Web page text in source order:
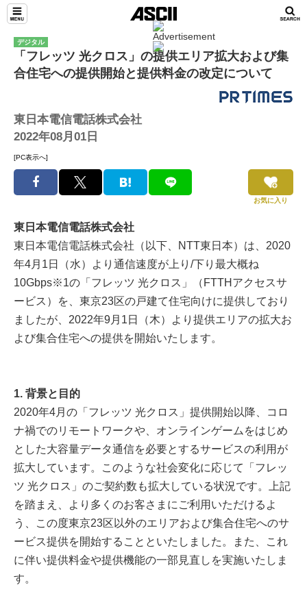
デジタル
「フレッツ 光クロス」の提供エリア拡大および集
合住宅への提供開始と提供料金の改定について
東日本電信電話株式会社
2022年08月01日
[PC表示へ]
お気に入り
東日本電信電話株式会社
東日本電信電話株式会社（以下、NTT東日本）は、2020
年4月1日（水）より通信速度が上り/下り最大概ね
10Gbps※1の「フレッツ 光クロス」（FTTHアクセスサ
ービス）を、東京23区の戸建て住宅向けに提供しており
ましたが、2022年9月1日（木）より提供エリアの拡大お
よび集合住宅への提供を開始いたします。
1. 背景と目的
2020年4月の「フレッツ 光クロス」提供開始以降、コロ
ナ禍でのリモートワークや、オンラインゲームをはじめ
とした大容量データ通信を必要とするサービスの利用が
拡大しています。このような社会変化に応じて「フレッ
ツ 光クロス」のご契約数も拡大している状況です。上記
を踏まえ、より多くのお客さまにご利用いただけるよ
う、この度東京23区以外のエリアおよび集合住宅へのサ
ービス提供を開始することといたしました。また、これ
に伴い提供料金や提供機能の一部見直しを実施いたしま
す。